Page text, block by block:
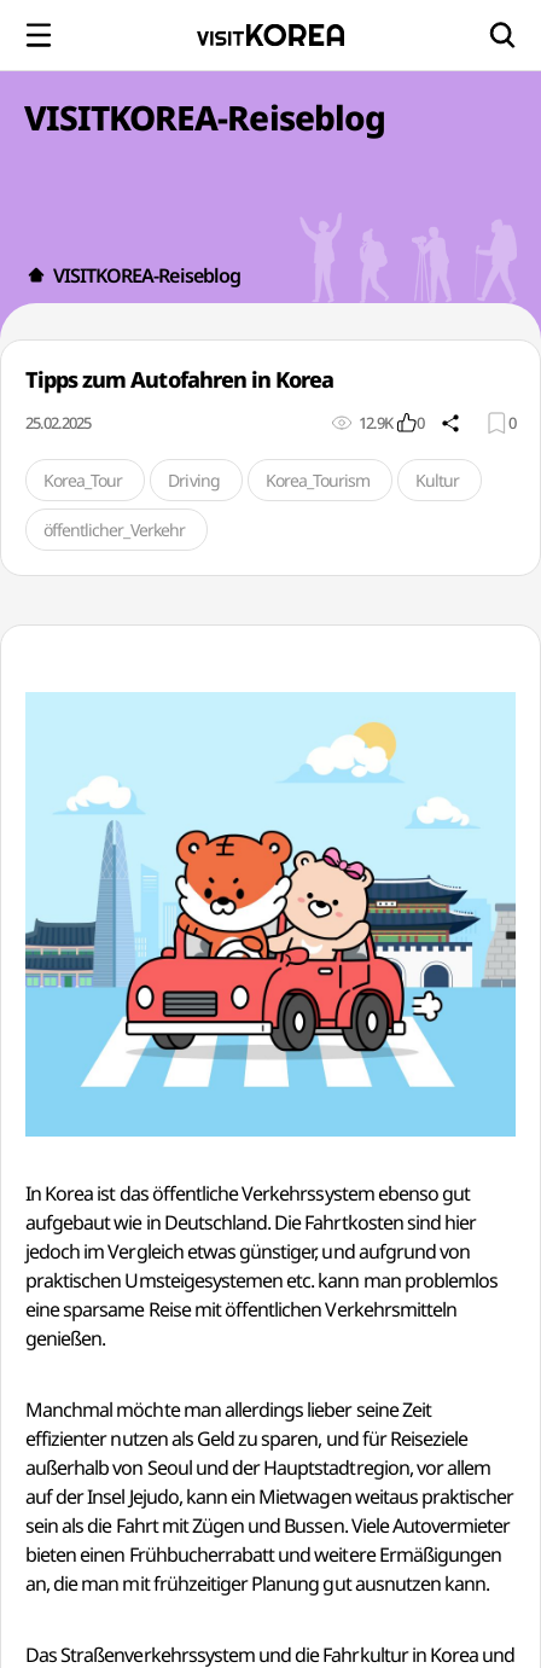
VISITKOREA-Reiseblog
VISITKOREA-Reiseblog
Tipps zum Autofahren in Korea
25.02.2025 12.9K 0 0
Korea_Tour Driving Korea_Tourism Kultur
öffentlicher_Verkehr
In Korea ist das öffentliche Verkehrssystem ebenso gut
aufgebaut wie in Deutschland. Die Fahrtkosten sind hier
jedoch im Vergleich etwas günstiger, und aufgrund von
praktischen Umsteigesystemen etc. kann man problemlos
eine sparsame Reise mit öffentlichen Verkehrsmitteln
genießen.
Manchmal möchte man allerdings lieber seine Zeit
effizienter nutzen als Geld zu sparen, und für Reiseziele
außerhalb von Seoul und der Hauptstadtregion, vor allem
auf der Insel Jejudo, kann ein Mietwagen weitaus praktischer
sein als die Fahrt mit Zügen und Bussen. Viele Autovermieter
bieten einen Frühbucherrabatt und weitere Ermäßigungen
an, die man mit frühzeitiger Planung gut ausnutzen kann.
Das Straßenverkehrssystem und die Fahrkultur in Korea und